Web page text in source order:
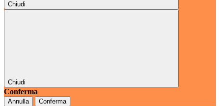
Chiudi
Chiudi
Conferma
Annulla Conferma